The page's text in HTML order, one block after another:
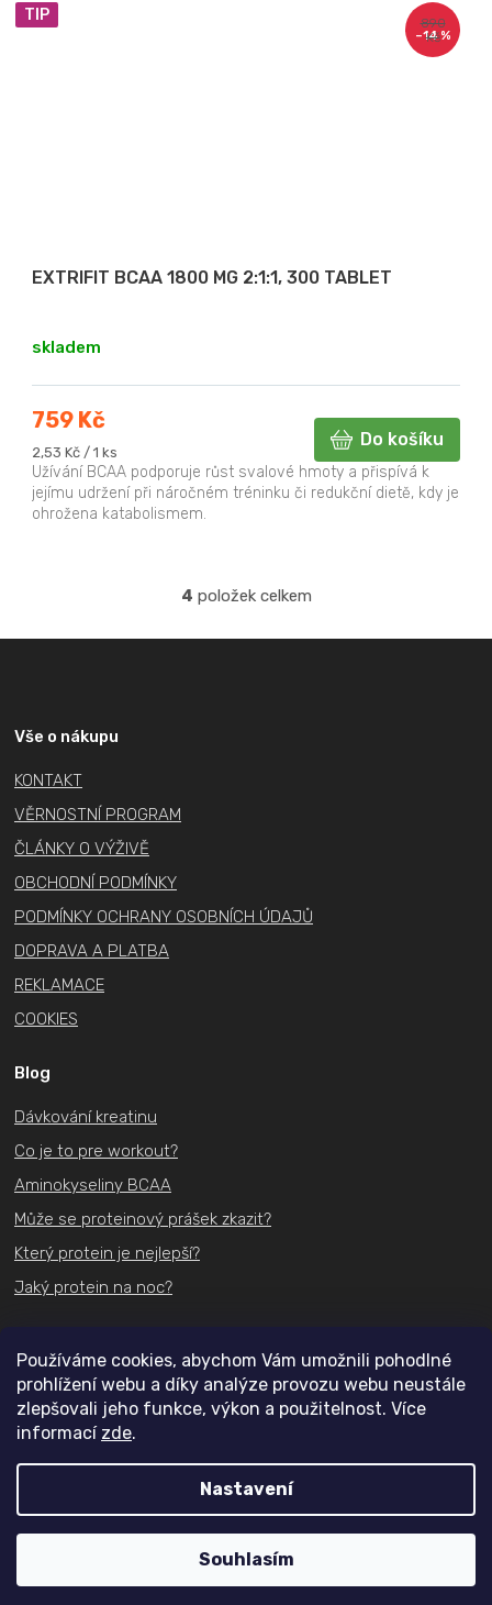
Používáme cookies, abychom Vám umožnili pohodlné
prohlížení webu a díky analýze provozu webu neustále
zlepšovali jeho funkce, výkon a použitelnost. Více
informací zde.
Nastavení
Souhlasím
TIP
890
Kč
–14 %
EXTRIFIT BCAA 1800 MG 2:1:1, 300 TABLET
skladem
759 Kč
Měrná
cena:
2,53 Kč / 1 ks
Do košíku
Užívání BCAA podporuje růst svalové hmoty a přispívá k
jejímu udržení při náročném tréninku či redukční dietě, kdy je
ohrožena katabolismem.
O
v
y
4 položek celkem
Vše o nákupu
KONTAKT
VĚRNOSTNÍ PROGRAM
ČLÁNKY O VÝŽIVĚ
OBCHODNÍ PODMÍNKY
PODMÍNKY OCHRANY OSOBNÍCH ÚDAJŮ
DOPRAVA A PLATBA
REKLAMACE
COOKIES
Blog
Dávkování kreatinu
Co je to pre workout?
Aminokyseliny BCAA
Může se proteinový prášek zkazit?
Který protein je nejlepší?
Jaký protein na noc?
Kontakt
+420731 489 074
info@actifit.cz
Copyright 2026Actifit.cz. Všechna práva vyhrazena.